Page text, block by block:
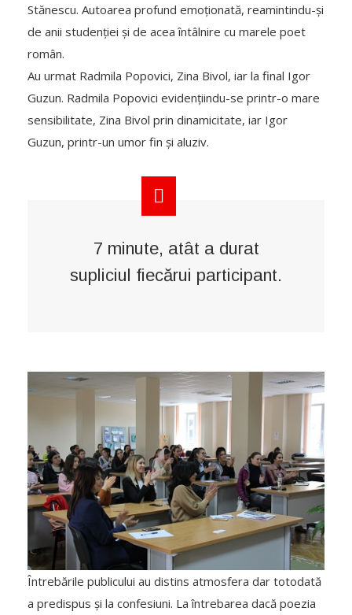
Stănescu. Autoarea profund emoționată, reamintindu-și
de anii studenției și de acea întâlnire cu marele poet
român.
Au urmat Radmila Popovici, Zina Bivol, iar la final Igor
Guzun. Radmila Popovici evidențiindu-se printr-o mare
sensibilitate, Zina Bivol prin dinamicitate, iar Igor
Guzun, printr-un umor fin și aluziv.
7 minute, atât a durat
supliciul fiecărui participant.
Întrebările publicului au distins atmosfera dar totodată
a predispus și la confesiuni. La întrebarea dacă poezia